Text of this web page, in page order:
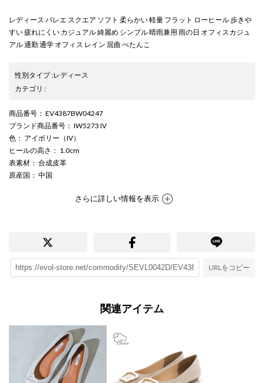
レディース バレエ スクエア ソフト 柔らかい 軽量 フラット ローヒール 歩きや
すい 疲れにくい カジュアル 綺麗め シンプル 晴雨兼用 雨の日 オフィスカジュ
アル 通勤 通学 オフィス レイン 屈曲 ぺたんこ
性別タイプ:レディース
カテゴリ :
商品番号 ： EV4387BW04247
ブランド商品番号 ： IW5273 IV
色 ： アイボリー（IV）
ヒールの高さ ： 1.0cm
表素材 ： 合成皮革
原産国 ： 中国
さらに詳しい情報を表示
URLをコピー
関連アイテム